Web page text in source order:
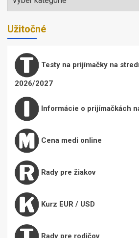
Užitočné
Testy na prijímačky na
2026/2027
Informácie o prijímačkách
Cena medi online
Rady pre žiakov
Kurz EUR / USD
Rady pre rodičov